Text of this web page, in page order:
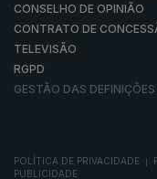
CONSELHO DE OPINIÃO
CONTRATO DE
TELEVISÃO
RGPD
GESTÃO DAS
POLÍTICA DE PRIVACIDADE
PUBLICIDADE